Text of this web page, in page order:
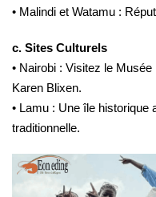
• Malindi et Watamu :
c. Sites Culturels
• Nairobi : Visitez le
Karen Blixen.
• Lamu : Une île historique
traditionnelle.